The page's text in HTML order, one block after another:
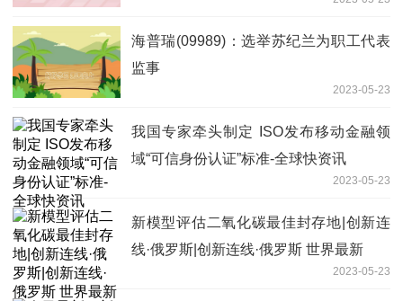
海普瑞(09989)：选举苏纪兰为职工代表
监事
2023-05-23
我国专家牵头制定 ISO发布移动金融领
域“可信身份认证”标准-全球快资讯
2023-05-23
新模型评估二氧化碳最佳封存地|创新连
线·俄罗斯|创新连线·俄罗斯 世界最新
2023-05-23